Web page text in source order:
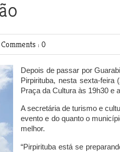
Comments : 0
Depois de passar por
Pirpirituba, nesta sexta-feira
Praça da Cultura às 19h30 e
A secretária de turismo e
evento e do quanto o
melhor.
“Pirpirituba está se